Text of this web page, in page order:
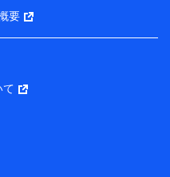
案や広告の配信等を行う
施のため
実施のため
等付帯業務を行うため
要
て